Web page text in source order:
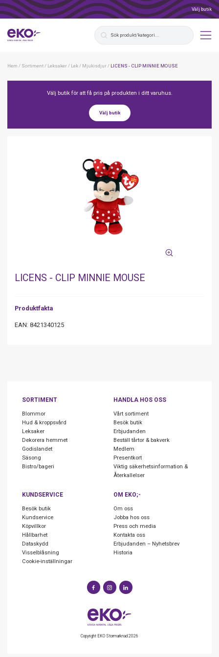
Välj butik
Hem / Sortiment/ Leksaker/ Lek/ Mjukisdjur/ LICENS - CLIP MINNIE MOUSE
Välj butik för att få pris på produkten i ditt varuhus.
Välj butik
LICENS - CLIP MINNIE MOUSE
Produktfakta
EAN: 8421340125
SORTIMENT
Blommor
Hud & kroppsvård
Leksaker
Dekorera hemmet
Godislandet
Säsong
Bistro/bageri
HANDLA HOS OSS
Vårt sortiment
Besök butik
Erbjudanden
Beställ tårtor & bakverk
Medlem
Presentkort
Viktig säkerhetsinformation &
Återkallelser
KUNDSERVICE
Besök butik
Kundservice
Köpvillkor
Hållbarhet
Dataskydd
Visselblåsning
Cookie-inställningar
OM EKO;-
Om oss
Jobba hos oss
Press och media
Kontakta oss
Erbjudanden – Nyhetsbrev
Historia
Copyright EKO Stormarknad 2026